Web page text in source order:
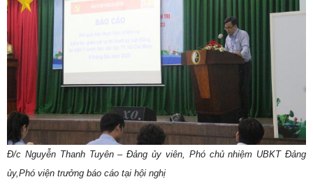
Đ/c Nguyễn Thanh Tuyên – Đảng ủy viên, Phó chủ nhiệm UBKT Đảng
ủy, Phó viện trưởng báo cáo tại hội nghị